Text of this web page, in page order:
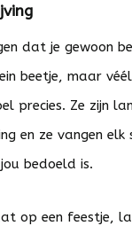
dat je gewoon
beetje, maar
precies. Ze zijn
en ze vangen
bedoeld is.
op een feestje,